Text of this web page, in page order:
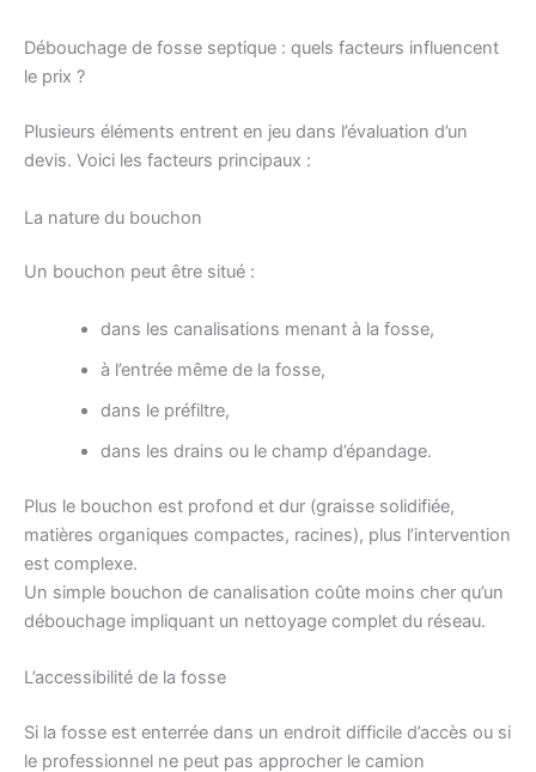
Débouchage de fosse septique : quels facteurs influencent
le prix ?
Plusieurs éléments entrent en jeu dans l’évaluation d’un
devis. Voici les facteurs principaux :
La nature du bouchon
Un bouchon peut être situé :
dans les canalisations menant à la fosse,
à l’entrée même de la fosse,
dans le préfiltre,
dans les drains ou le champ d’épandage.
Plus le bouchon est profond et dur (graisse solidifiée,
matières organiques compactes, racines), plus l’intervention
est complexe.
Un simple bouchon de canalisation coûte moins cher qu’un
débouchage impliquant un nettoyage complet du réseau.
L’accessibilité de la fosse
Si la fosse est enterrée dans un endroit difficile d’accès ou si
le professionnel ne peut pas approcher le camion